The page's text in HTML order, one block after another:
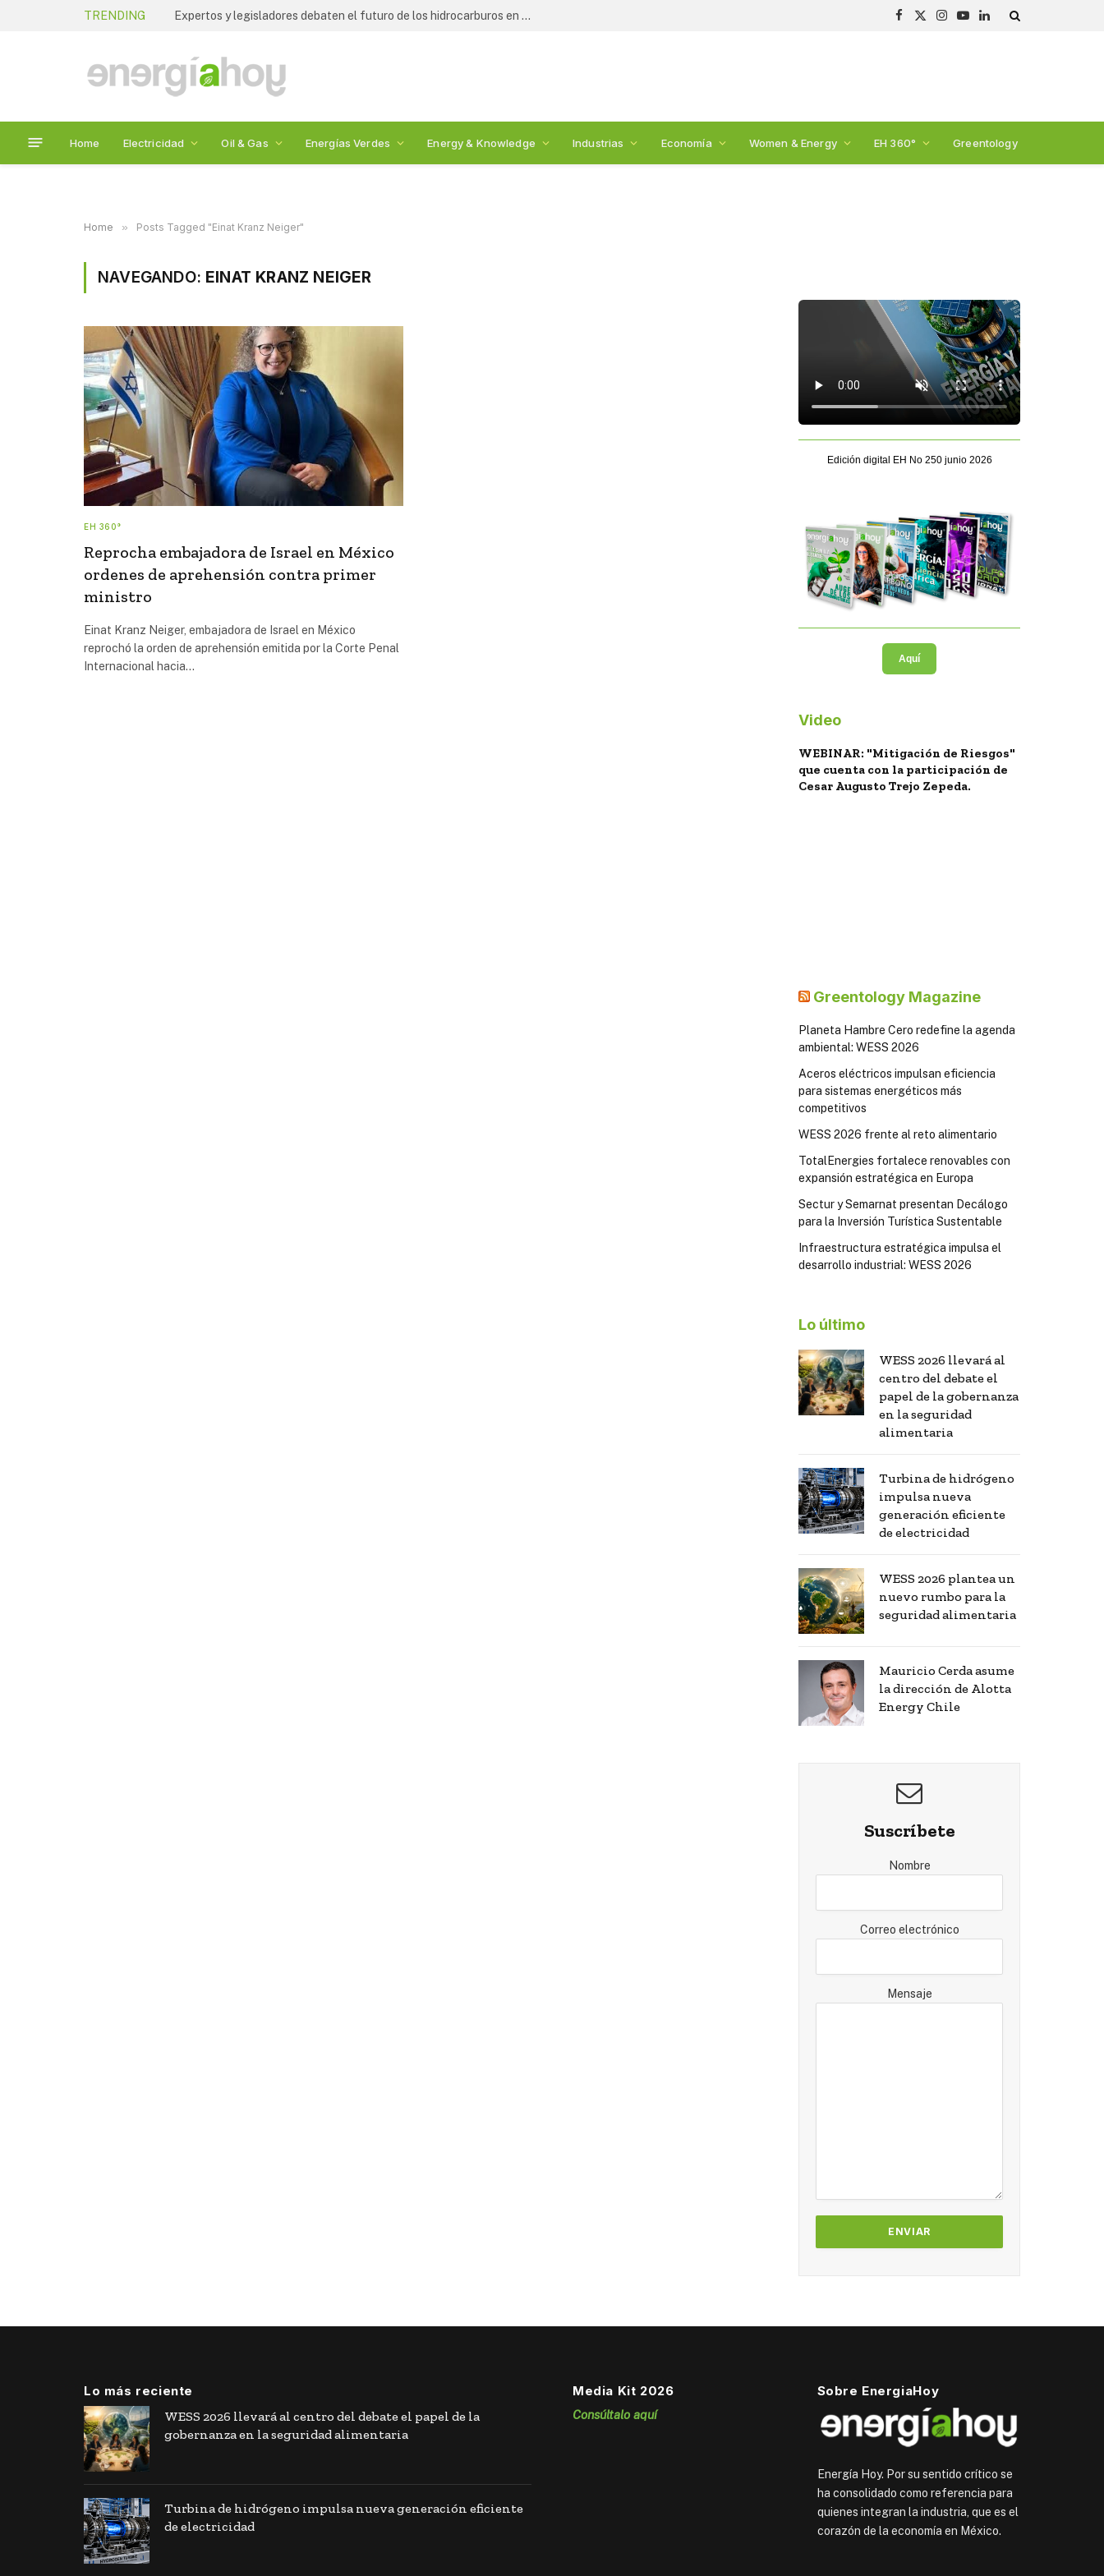
TRENDING Expertos y legisladores debaten el futuro de los hidrocarburos en México: 2nda Cumbre de Energía
Facebook
X
Instagram
YouTubeLinkedIn
Home Electricidad Oil & Gas Energías Verdes Energy & Knowledge Industrias Economía Women & Energy EH 360° Greentology
Home » Posts Tagged "Einat Kranz Neiger"
NAVEGANDO: EINAT KRANZ NEIGER
EH 360°
Reprocha embajadora de Israel en México
ordenes de aprehensión contra primer
ministro
Einat Kranz Neiger, embajadora de Israel en México
reprochó la orden de aprehensión emitida por la Corte Penal
Internacional hacia…
Edición digital EH No 250 junio 2026
Aquí
Video
WEBINAR: "Mitigación de Riesgos"
que cuenta con la participación de
Cesar Augusto Trejo Zepeda.
Greentology Magazine
Planeta Hambre Cero redefine la agenda
ambiental: WESS 2026
Aceros eléctricos impulsan eficiencia
para sistemas energéticos más
competitivos
WESS 2026 frente al reto alimentario
TotalEnergies fortalece renovables con
expansión estratégica en Europa
Sectur y Semarnat presentan Decálogo
para la Inversión Turística Sustentable
Infraestructura estratégica impulsa el
desarrollo industrial: WESS 2026
Lo último
WESS 2026 llevará al
centro del debate el
papel de la gobernanza
en la seguridad
alimentaria
Turbina de hidrógeno
impulsa nueva
generación eficiente
de electricidad
WESS 2026 plantea un
nuevo rumbo para la
seguridad alimentaria
Mauricio Cerda asume
la dirección de Alotta
Energy Chile
Suscríbete
Nombre
Correo electrónico
Mensaje
Lo más reciente
WESS 2026 llevará al centro del debate el papel de la
gobernanza en la seguridad alimentaria
Turbina de hidrógeno impulsa nueva generación eficiente
de electricidad
Media Kit 2026
Consúltalo aquí
Sobre EnergiaHoy
Energía Hoy. Por su sentido crítico se
ha consolidado como referencia para
quienes integran la industria, que es el
corazón de la economía en México.